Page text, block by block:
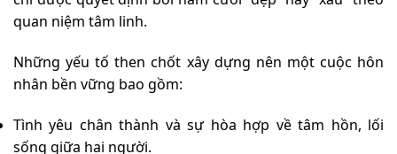
quan niệm tâm linh.
Những yếu tố then chốt xây dựng nên một cuộc hôn
nhân bền vững bao gồm:
Tình yêu chân thành và sự hòa hợp về tâm hồn, lối
sống giữa hai người.